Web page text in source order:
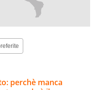
perchè manca